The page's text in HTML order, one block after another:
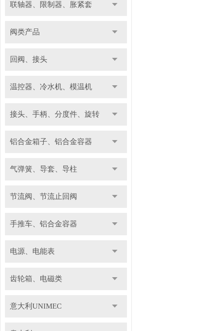
联轴器、限制器、胀紧套
阀类产品
回阀、接头
温控器、冷水机、模温机
接头、手柄、分度件、旋转
铝合金箱子、铝合金容器
气弹簧、导套、导柱
节流阀、节流止回阀
手推车、铝合金容器
电源、电能表
齿轮箱、电磁类
意大利UNIMEC